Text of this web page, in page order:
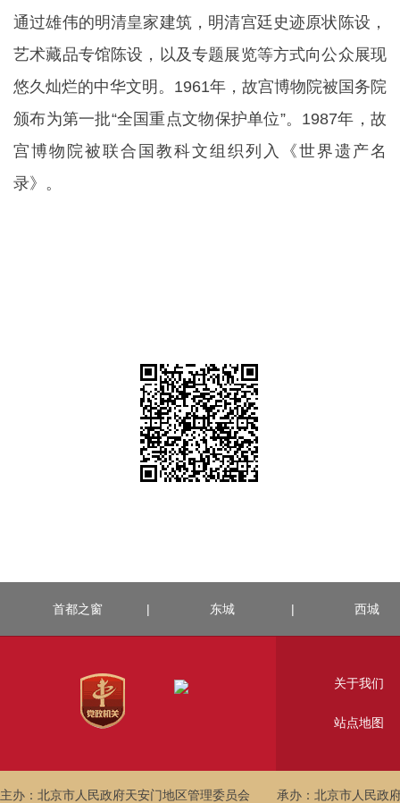
通过雄伟的明清皇家建筑，明清宫廷史迹原状陈设，
艺术藏品专馆陈设，以及专题展览等方式向公众展现
悠久灿烂的中华文明。1961年，故宫博物院被国务院
颁布为第一批“全国重点文物保护单位”。1987年，故
宫博物院被联合国教科文组织列入《世界遗产名
录》。
首都之窗 | 东城 | 西城
关于我们
站点地图
主办：北京市人民政府天安门地区管理委员会 承办：北京市人民政